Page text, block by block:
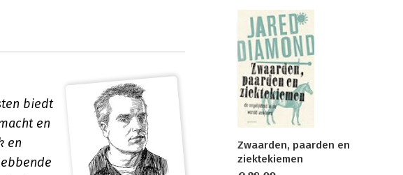
biedt
en
en
Zwaarden, paarden en
ziektekiemen